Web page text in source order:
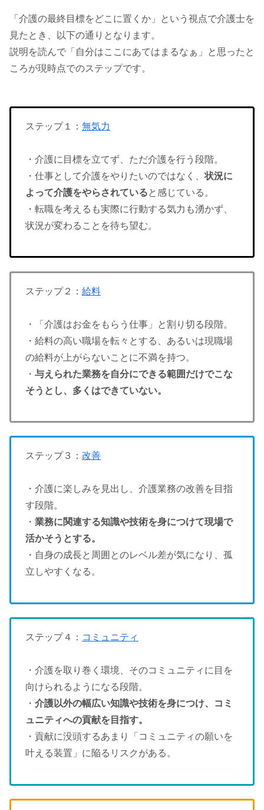
「介護の最終目標をどこに置くか」という視点で介護士を
見たとき、以下の通りとなります。
説明を読んで「自分はここにあてはまるなぁ」と思ったと
ころが現時点でのステップです。
ステップ１： 無気力
・介護に目標を立てず、ただ介護を行う段階。
・仕事として介護をやりたいのではなく、状況に
よって介護をやらされていると感じている。
・転職を考えるも実際に行動する気力も湧かず、
状況が変わることを待ち望む。
ステップ２： 給料
・「介護はお金をもらう仕事」と割り切る段階。
・給料の高い職場を転々とする、あるいは現職場
の給料が上がらないことに不満を持つ。
・ 与えられた業務を自分にできる範囲だけでこな
そうとし、多くはできていない。
ステップ３： 改善
・介護に楽しみを見出し、介護業務の改善を目指
す段階。
・ 業務に関連する知識や技術を身につけて現場で
活かそうとする。
・自身の成長と周囲とのレベル差が気になり、孤
立しやすくなる。
ステップ４： コミュニティ
・介護を取り巻く環境、そのコミュニティに目を
向けられるようになる段階。
・ 介護以外の幅広い知識や技術を身につけ、コミ
ュニティへの貢献を目指す。
・貢献に没頭するあまり「コミュニティの願いを
叶える装置」に陥るリスクがある。